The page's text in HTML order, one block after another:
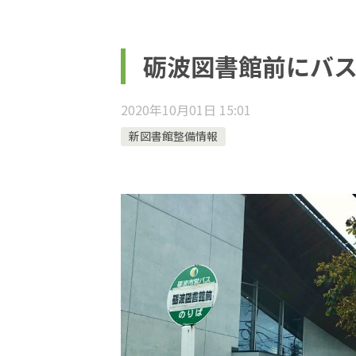
砺波図書館前にバ
2020年10月01日 15:01
新図書館整備情報